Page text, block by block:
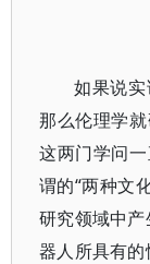
如果说实
那么伦理学就
这两门学问
谓的“两种文
研究领域中
器人所具有